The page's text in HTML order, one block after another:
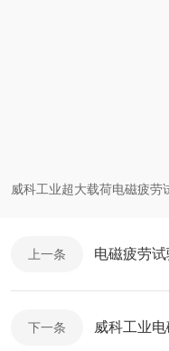
威科工业超大载荷电磁疲劳
上一条 电磁疲劳
下一条 威科工业